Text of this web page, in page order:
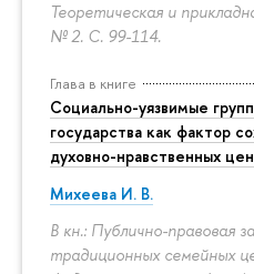
Теоретическая и
№ 2. С. 99-114.
Глава в книге
Социально-уязвимые
государства как фактор
духовно-нравственных
Михеева И. В.
В кн.: Публично-правовая
традиционных семейных